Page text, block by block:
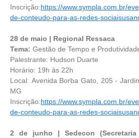
Inscrição:https://www.sympla.com.br/
de-conteudo-para-as-redes-
28 de maio | Regional Ressaca
Tema: Gestão de Tempo e
Palestrante: Hudson Duarte
Horário: 19h às 22h
Local: Avenida Borba Gato, 205 -
MG
Inscrição:https://www.sympla.com.br/
de-conteudo-para-as-redes-
2 de junho | Sedecon (Secretaria